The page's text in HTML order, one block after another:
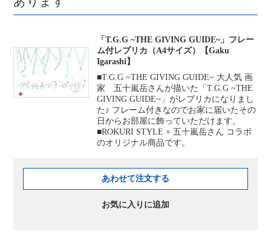
「T.G.G ~THE GIVING GUIDE~」フレー
ム付レプリカ（A4サイズ）【Gaku
Igarashi】
■T.G.G ~THE GIVING GUIDE~ 大人気 画
家 五十嵐岳さんが描いた「T.G.G ~THE
GIVING GUIDE~」がレプリカになりまし
た♪ フレーム付きなのでお家に届いたその
日からお部屋に飾っていただけます。
■ROKURI STYLE × 五十嵐岳さん コラボ
のオリジナル商品です。
あわせて注文する
お気に入りに追加